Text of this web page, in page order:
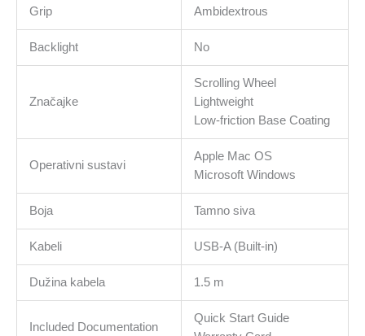
Grip Ambidextrous
Backlight No
Značajke
Scrolling Wheel
Lightweight
Low-friction Base Coating
Operativni sustavi
Apple Mac OS
Microsoft Windows
Boja Tamno siva
Kabeli USB-A (Built-in)
Dužina kabela 1.5 m
Included Documentation
Quick Start Guide